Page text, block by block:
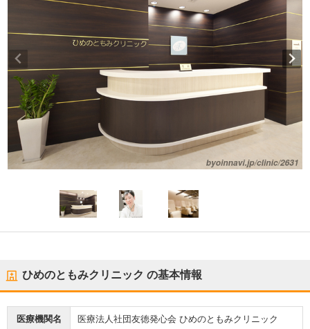
ひめのともみクリニック の基本情報
医療機関名 医療法人社団友徳発心会 ひめのともみクリニック